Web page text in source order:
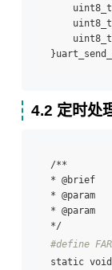
uint8_t
uint8_t
uint8_t *
4.2 定时处
/**
* @brief
* @param
* @param
#define
static void